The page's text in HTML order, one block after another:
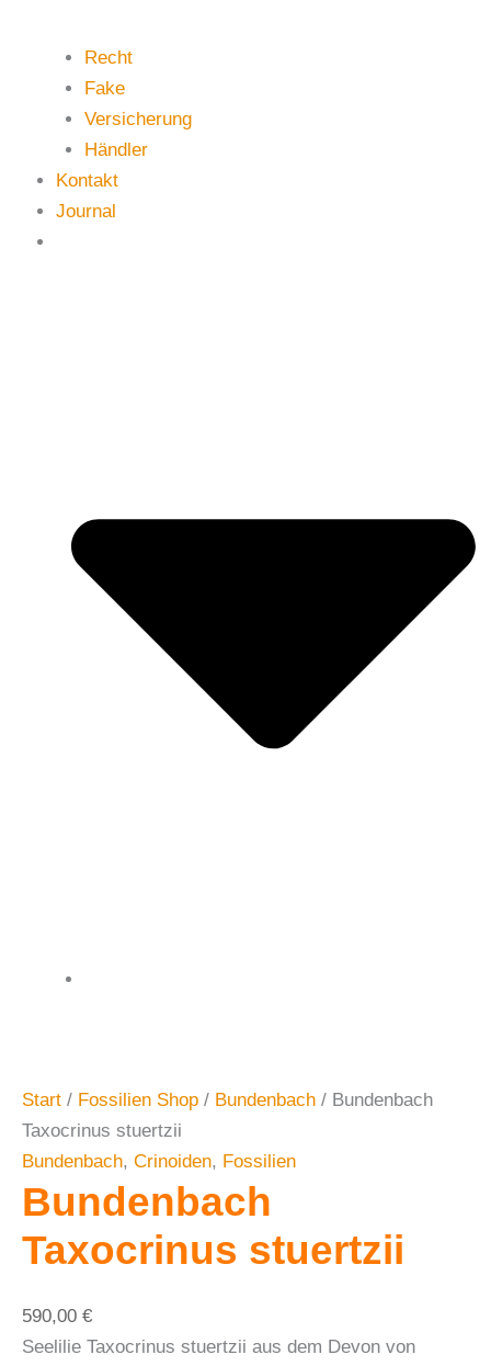
Recht
Fake
Versicherung
Händler
Kontakt
Journal
Start / Fossilien Shop / Bundenbach / Bundenbach
Taxocrinus stuertzii
Bundenbach, Crinoiden, Fossilien
Bundenbach
Taxocrinus stuertzii
590,00 €
Seelilie Taxocrinus stuertzii aus dem Devon von